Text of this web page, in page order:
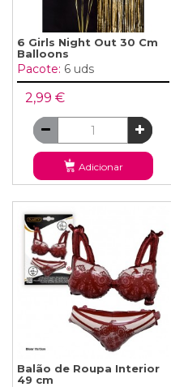
6 Girls Night Out 30 Cm
Balloons
Pacote: 6 uds
2,99 €
Adicionar
Balão de Roupa Interior
49 cm